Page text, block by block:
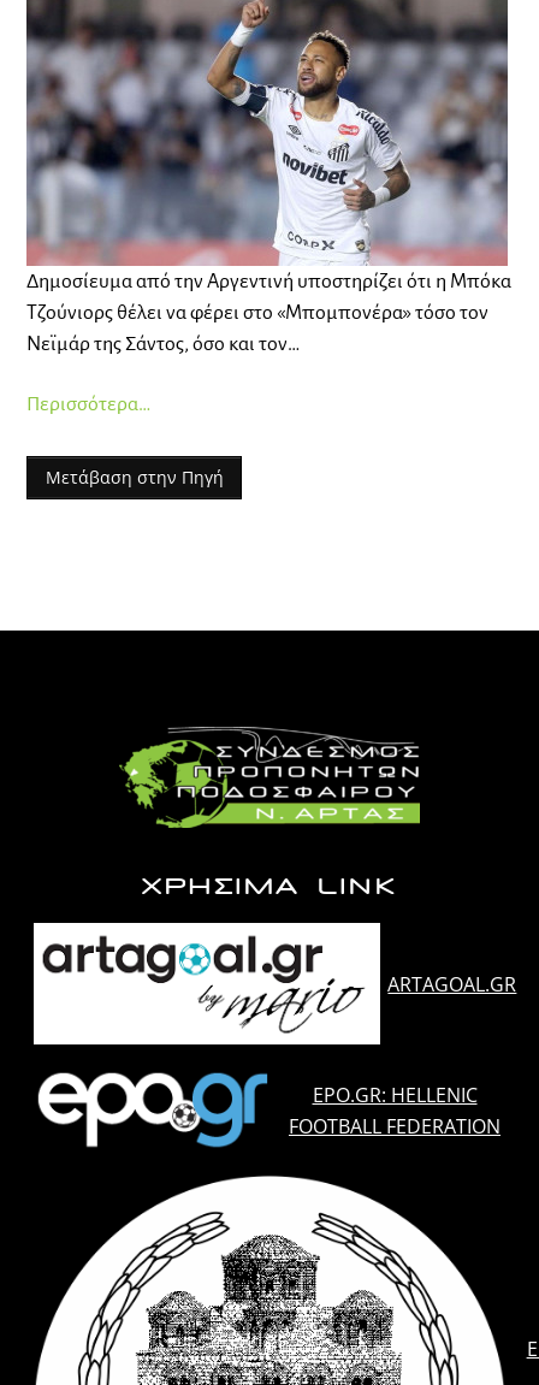
Δημοσίευμα από την Αργεντινή υποστηρίζει ότι η Μπόκα
Τζούνιορς θέλει να φέρει στο «Μπομπονέρα» τόσο τον
Νεϊμάρ της Σάντος, όσο και τον…
Περισσότερα…
Μετάβαση στην Πηγή
ΧΡΗΣΙΜΑ LINK
ARTAGOAL.GR
EPO.GR: HELLENIC
FOOTBALL FEDERATION